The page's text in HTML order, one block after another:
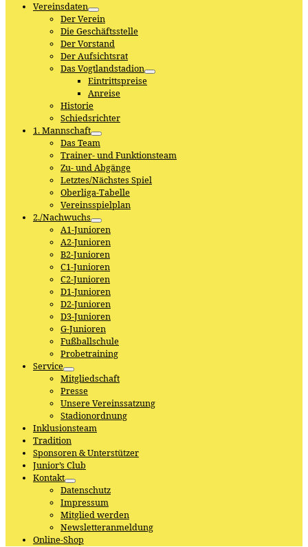
Vereinsdaten
Der Verein
Die Geschäftsstelle
Der Vorstand
Der Aufsichtsrat
Das Vogtlandstadion
Eintrittspreise
Anreise
Historie
Schiedsrichter
1. Mannschaft
Das Team
Trainer- und Funktionsteam
Zu- und Abgänge
Letztes/Nächstes Spiel
Oberliga-Tabelle
Vereinsspielplan
2./Nachwuchs
A1-Junioren
A2-Junioren
B2-Junioren
C1-Junioren
C2-Junioren
D1-Junioren
D2-Junioren
D3-Junioren
G-Junioren
Fußballschule
Probetraining
Service
Mitgliedschaft
Presse
Unsere Vereinssatzung
Stadionordnung
Inklusionsteam
Tradition
Sponsoren & Unterstützer
Junior’s Club
Kontakt
Datenschutz
Impressum
Mitglied werden
Newsletteranmeldung
Online-Shop